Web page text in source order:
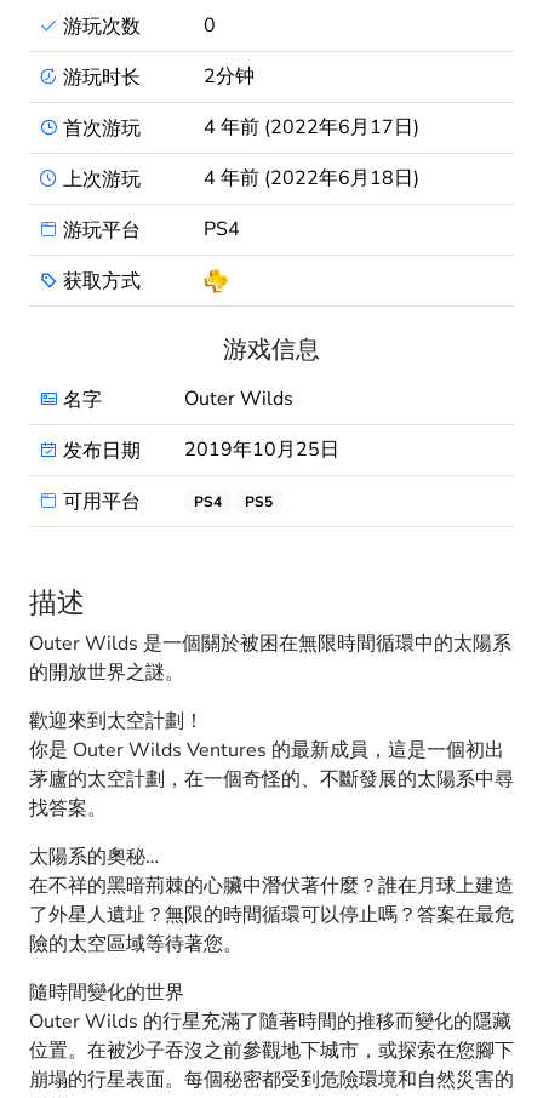
游玩次数
0
游玩时长
2分钟
首次游玩
4 年前 (2022年6月17日)
上次游玩
4 年前 (2022年6月18日)
游玩平台
PS4
获取方式
游戏信息
名字
Outer Wilds
发布日期
2019年10月25日
可用平台
PS4 PS5
描述
Outer Wilds 是一個關於被困在無限時間循環中的太陽系
的開放世界之謎。
歡迎來到太空計劃！
你是 Outer Wilds Ventures 的最新成員，這是一個初出
茅廬的太空計劃，在一個奇怪的、不斷發展的太陽系中尋
找答案。
太陽系的奧秘…
在不祥的黑暗荊棘的心臟中潛伏著什麼？誰在月球上建造
了外星人遺址？無限的時間循環可以停止嗎？答案在最危
險的太空區域等待著您。
隨時間變化的世界
Outer Wilds 的行星充滿了隨著時間的推移而變化的隱藏
位置。在被沙子吞沒之前參觀地下城市，或探索在您腳下
崩塌的行星表面。每個秘密都受到危險環境和自然災害的